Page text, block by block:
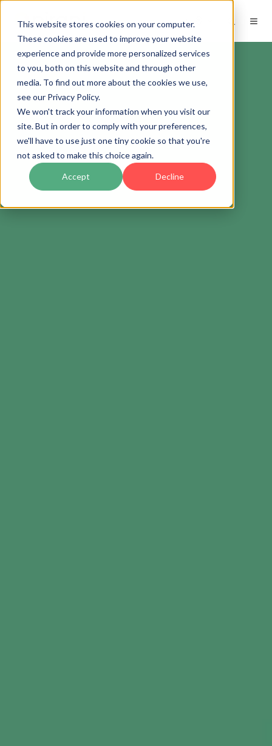
This website stores cookies on your computer.
These cookies are used to improve your website
experience and provide more personalized services
to you, both on this website and through other
media. To find out more about the cookies we use,
see our Privacy Policy.
We won't track your information when you visit our
site. But in order to comply with your preferences,
we'll have to use just one tiny cookie so that you're
not asked to make this choice again.
Accept Decline
ES